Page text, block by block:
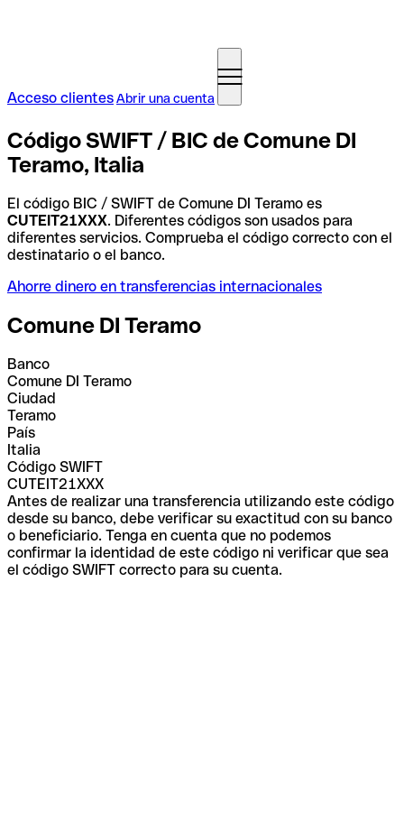
Acceso clientesAbrir una cuenta
Código SWIFT / BIC de Comune DI
Teramo, Italia
El código BIC / SWIFT de Comune DI Teramo es
CUTEIT21XXX. Diferentes códigos son usados para
diferentes servicios. Comprueba el código correcto con el
destinatario o el banco.
Ahorre dinero en transferencias internacionales
Comune DI Teramo
Banco
Comune DI Teramo
Ciudad
Teramo
País
Italia
Código SWIFT
CUTEIT21XXX
Antes de realizar una transferencia utilizando este código
desde su banco, debe verificar su exactitud con su banco
o beneficiario. Tenga en cuenta que no podemos
confirmar la identidad de este código ni verificar que sea
el código SWIFT correcto para su cuenta.